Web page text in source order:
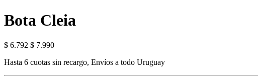
Bota Cleia
$ 6.792 $ 7.990
Hasta 6 cuotas sin recargo, Envíos a todo Uruguay